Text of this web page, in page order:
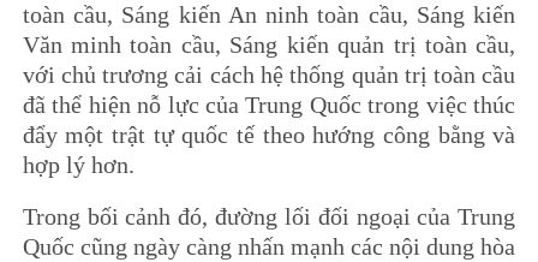
toàn cầu, Sáng kiến An ninh toàn cầu, Sáng kiến
Văn minh toàn cầu, Sáng kiến quản trị toàn cầu,
với chủ trương cải cách hệ thống quản trị toàn cầu
đã thể hiện nỗ lực của Trung Quốc trong việc thúc
đẩy một trật tự quốc tế theo hướng công bằng và
hợp lý hơn.
Trong bối cảnh đó, đường lối đối ngoại của Trung
Quốc cũng ngày càng nhấn mạnh các nội dung hòa